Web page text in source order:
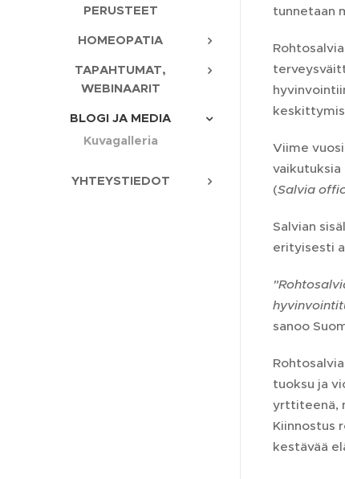
PERUSTEET
HOMEOPATIA
TAPAHTUMAT,
WEBINAARIT
BLOGI JA MEDIA
Kuvagalleria
YHTEYSTIEDOT
tunnetaan
Viime
vaikutuksia
(Salvia
Salvian
erityisesti
sanoo
tuoksu ja
yrttiteenä,
Kiinnostus
kestävää